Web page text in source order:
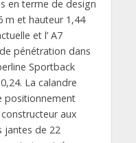
en terme de design
m et hauteur 1,44
et l’ A7
pénétration dans
Sportback
La calandre
positionnement
aux
jantes de 22